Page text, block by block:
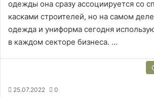
одежды она сразу ассоциируется со
касками строителей, но на самом
одежда и униформа сегодня
в каждом секторе бизнеса. …
25.07.2022 0